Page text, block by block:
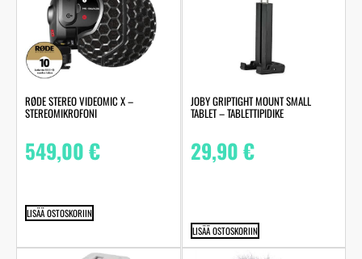
RØDE STEREO VIDEOMIC X –
STEREOMIKROFONI
549,00€
LISÄÄ OSTOSKORIIN
JOBY GRIPTIGHT MOUNT SMALL
TABLET – TABLETTIPIDIKE
29,90€
LISÄÄ OSTOSKORIIN